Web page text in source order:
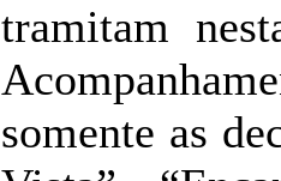
tramitam
somente as